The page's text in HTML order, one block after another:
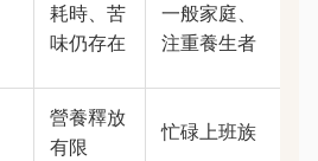
耗時、苦
味仍存在
一般家庭、
注重養生者
營養釋放
有限
忙碌上班族